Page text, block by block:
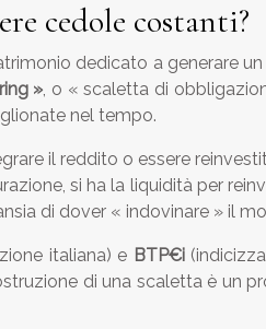
cedole costanti?
dedicato a generare
», o « scaletta di
nel tempo.
il reddito o essere
si ha la liquidità per
di dover « indovinare » il
italiana) e BTP€i
di una scaletta è un